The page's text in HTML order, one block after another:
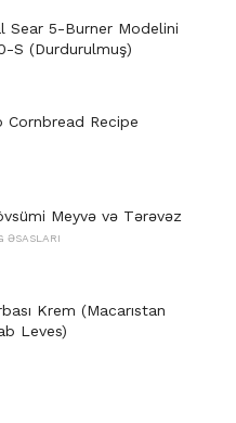
Sear 5-Burner Modelini
S (Durdurulmuş)
Cornbread Recipe
Meyvə və Tərəvəz
ƏSASLARI
Krem (Macarıstan
Leves)